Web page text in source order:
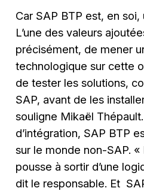
Car SAP BTP est, en
L’une des valeurs
précisément, de mener
technologique sur cette
de tester les solutions,
SAP, avant de les
souligne Mikaël
d’intégration, SAP BTP
sur le monde non-SAP.
pousse à sortir d’une
dit le responsable. Et